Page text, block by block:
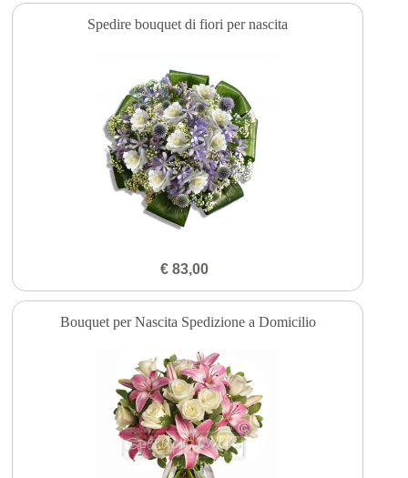
Spedire bouquet di fiori per nascita
€ 83,00
Bouquet per Nascita Spedizione a Domicilio